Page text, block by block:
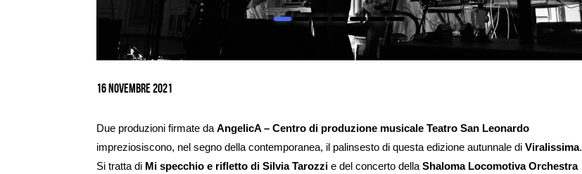
16 Novembre 2021
Due produzioni firmate da AngelicA – Centro di produzione musicale Teatro San Leonardo
impreziosiscono, nel segno della contemporanea, il palinsesto di questa edizione autunnale di Viralissima.
Si tratta di Mi specchio e rifletto di Silvia Tarozzi e del concerto della Shaloma Locomotiva Orchestra